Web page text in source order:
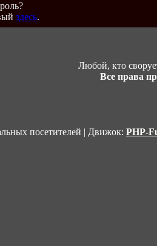
здесь.
Любой, кто
Все права
посетителей | Движок: PHP-